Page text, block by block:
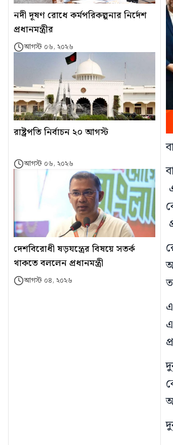
নদী দূষণ রোধে কর্মপরিকল্পনার নির্দেশ
প্রধানমন্ত্রীর
আগস্ট ০৬, ২০২৬
রাষ্ট্রপতি নির্বাচন ২০ আগস্ট
আগস্ট ০৬, ২০২৬
দেশবিরোধী ষড়যন্ত্রের বিষয়ে সতর্ক
থাকতে বললেন প্রধানমন্ত্রী
আগস্ট ০৪, ২০২৬